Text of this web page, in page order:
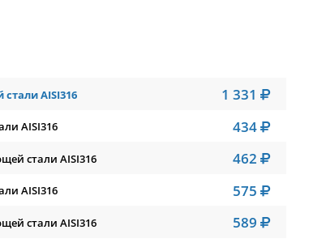
AISI316 1 331
AISI316 434
стали AISI316 462
AISI316 575
стали AISI316 589